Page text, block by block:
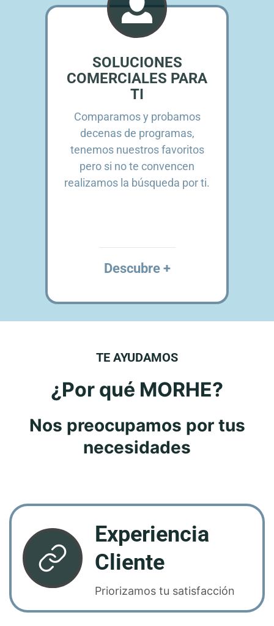
SOLUCIONES
COMERCIALES PARA
TI
Comparamos y probamos
decenas de programas,
tenemos nuestros favoritos
pero si no te convencen
realizamos la búsqueda por ti.
Descubre +
TE AYUDAMOS
¿Por qué MORHE?
Nos preocupamos por tus
necesidades
Experiencia
Cliente
Priorizamos tu satisfacción